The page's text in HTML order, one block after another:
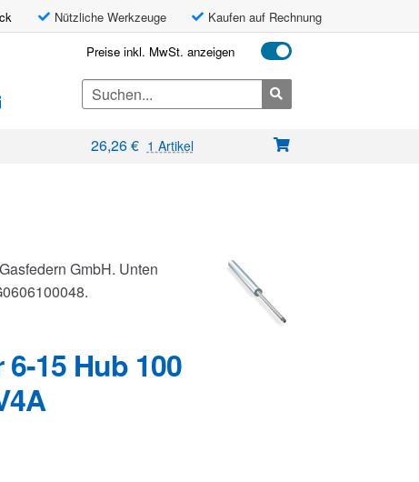
Nützliche Werkzeuge Kaufen auf Rechnung
Preise inkl. MwSt. anzeigen
Search
for:
26,26€ 1 Artikel
GmbH. Unten
15 Hub 100